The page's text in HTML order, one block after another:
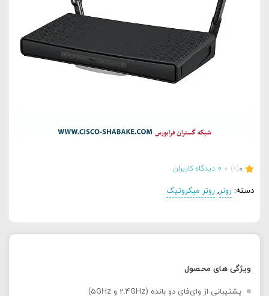
0
(0)
0 دیدگاه کاربران
دسته: روتر, روتر میکروتیک
ویژگی های محصول
پشتیبانی از وای‌فای دو بانده (2.4GHz و 5GHz)